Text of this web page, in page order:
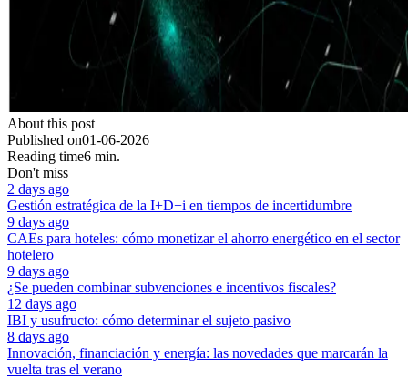
About this post
Published on01-06-2026
Reading time6 min.
Don't miss
2 days ago
Gestión estratégica de la I+D+i en tiempos de incertidumbre
9 days ago
CAEs para hoteles: cómo monetizar el ahorro energético en el sector
hotelero
9 days ago
¿Se pueden combinar subvenciones e incentivos fiscales?
12 days ago
IBI y usufructo: cómo determinar el sujeto pasivo
8 days ago
Innovación, financiación y energía: las novedades que marcarán la
vuelta tras el verano